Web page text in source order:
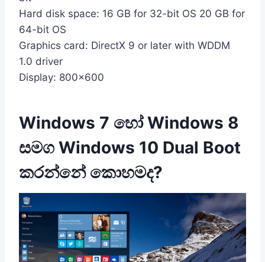
Hard disk space: 16 GB for 32-bit OS 20 GB for
64-bit OS
Graphics card: DirectX 9 or later with WDDM
1.0 driver
Display: 800×600
Windows 7 හෝ Windows 8
සමග Windows 10 Dual Boot
කරන්නේ කොහමද?